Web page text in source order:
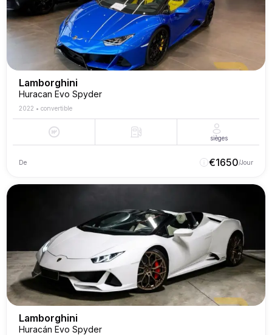
Lamborghini
Huracan Evo Spyder
2022 • convertible
sièges
De €1650/Jour
Lamborghini
Huracán Evo Spyder